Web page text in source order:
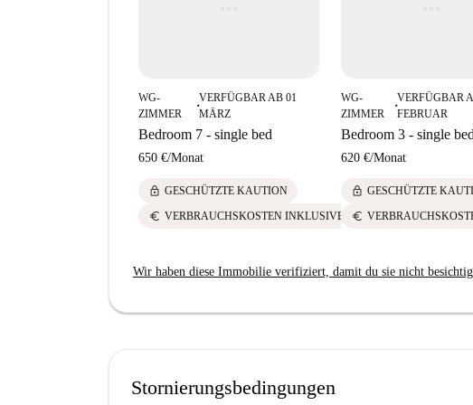
WG-
ZIMMER
■
VERFÜGBAR AB 01
MÄRZ
Bedroom 7 - single bed
650 €/Monat
lock GESCHÜTZTE KAUTION
euro VERBRAUCHSKOSTEN INKLUSIVE
WG-
ZIMMER
■
VERFÜGBAR
FEBRUAR
Bedroom 3 - single bed
620 €/Monat
lock GESCHÜTZTE
euro
Wir haben diese Immobilie verifiziert, damit du sie nicht
Stornierungsbedingungen